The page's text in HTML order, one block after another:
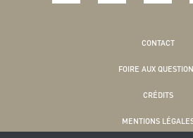
CONTACT
FOIRE AUX
CRÉDITS
MENTIONS